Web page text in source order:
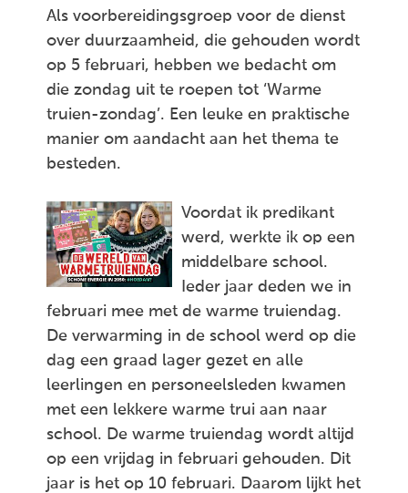
Als voorbereidingsgroep voor de dienst
over duurzaamheid, die gehouden wordt
op 5 februari, hebben we bedacht om
die zondag uit te roepen tot ‘Warme
truien-zondag’. Een leuke en praktische
manier om aandacht aan het thema te
besteden.
Voordat ik predikant
werd, werkte ik op een
middelbare school.
Ieder jaar deden we in
februari mee met de warme truiendag.
De verwarming in de school werd op die
dag een graad lager gezet en alle
leerlingen en personeelsleden kwamen
met een lekkere warme trui aan naar
school. De warme truiendag wordt altijd
op een vrijdag in februari gehouden. Dit
jaar is het op 10 februari. Daarom lijkt het